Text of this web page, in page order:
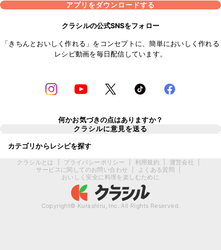
アプリをダウンロードする
クラシルの公式SNSをフォロー
「きちんとおいしく作れる」をコンセプトに、簡単においしく作れる
レシピ動画を毎日配信しています。
何かお気づきの点はありますか？
クラシルに意見を送る
カテゴリからレシピを探す
クラシルとは プライバシーポリシー 利用規約 運営会社
サービスに関してのお問い合わせ
よくある質問
おいしく安全に料理を楽しむために
Copyright© Kurashiru, Inc. All Rights Reserved.